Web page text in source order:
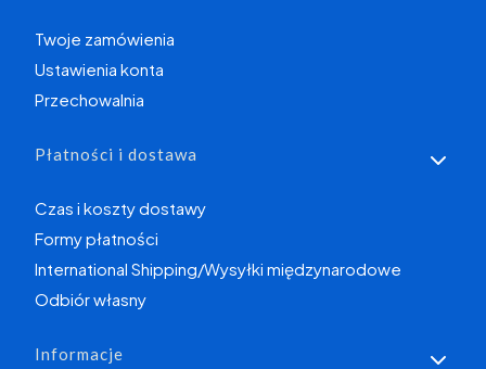
Twoje zamówienia
Ustawienia konta
Przechowalnia
Płatności i dostawa
Czas i koszty dostawy
Formy płatności
International Shipping/Wysyłki międzynarodowe
Odbiór własny
Informacje